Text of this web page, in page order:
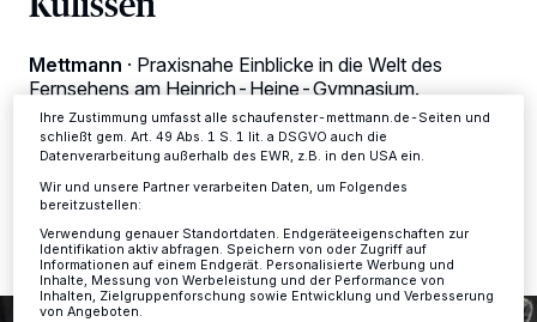
Mettmann · Praxisnahe Einblicke in die Welt des
Fernsehens am Heinrich-Heine-Gymnasium.
22.05.2026 , 15:51 Uhr Eine Minute Lesezeit
dieses Menü jederzeit wieder aufrufen, um Ihre Einstellungen zu
Ihre Einstellungen gelten innerhalb unseres Website. Weitere
Informationen finden Sie in unserer Datenschutzerklärung.
Ihre Zustimmung umfasst alle schaufenster-mettmann.de-Seiten und
schließt gem. Art. 49 Abs. 1 S. 1 lit. a DSGVO auch die
Datenverarbeitung außerhalb des EWR, z.B. in den USA ein.
Wir und unsere Partner verarbeiten Daten, um Folgendes
bereitzustellen:
Verwendung genauer Standortdaten. Endgeräteeigenschaften zur
Identifikation aktiv abfragen. Speichern von oder Zugriff auf
Informationen auf einem Endgerät. Personalisierte Werbung und
Inhalte, Messung von Werbeleistung und der Performance von
Inhalten, Zielgruppenforschung sowie Entwicklung und Verbesserung
von Angeboten.